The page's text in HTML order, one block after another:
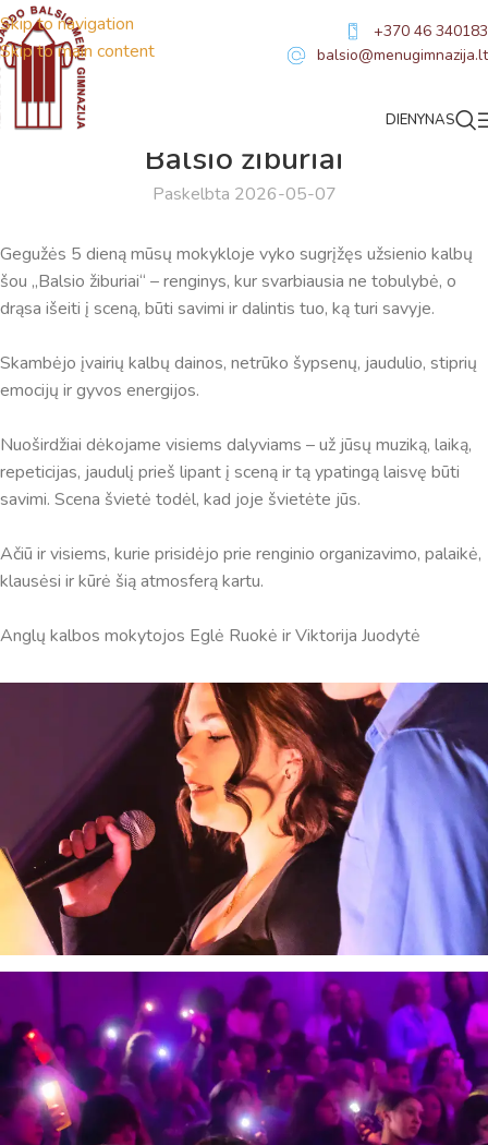
Skip to navigation
Skip to main content
+370 46 340183
balsio@menugimnazija.lt
DIENYNAS
Balsio žiburiai
Paskelbta 2026-05-07
Gegužės 5 dieną mūsų mokykloje vyko sugrįžęs užsienio kalbų
šou „Balsio žiburiai“ – renginys, kur svarbiausia ne tobulybė, o
drąsa išeiti į sceną, būti savimi ir dalintis tuo, ką turi savyje.
Skambėjo įvairių kalbų dainos, netrūko šypsenų, jaudulio, stiprių
emocijų ir gyvos energijos.
Nuoširdžiai dėkojame visiems dalyviams – už jūsų muziką, laiką,
repeticijas, jaudulį prieš lipant į sceną ir tą ypatingą laisvę būti
savimi. Scena švietė todėl, kad joje švietėte jūs.
Ačiū ir visiems, kurie prisidėjo prie renginio organizavimo, palaikė,
klausėsi ir kūrė šią atmosferą kartu.
Anglų kalbos mokytojos Eglė Ruokė ir Viktorija Juodytė